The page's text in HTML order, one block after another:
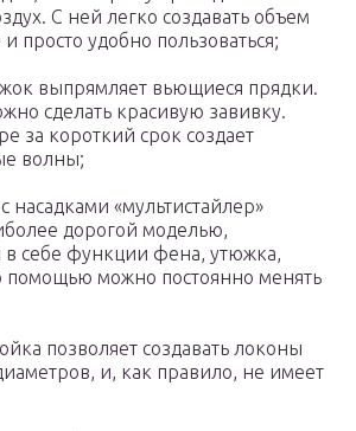
С ней легко создавать объем
просто удобно пользоваться;
выпрямляет вьющиеся прядки.
сделать красивую завивку.
за короткий срок создает
волны;
насадками «мультистайлер»
дорогой моделью,
себе функции фена, утюжка,
помощью можно постоянно менять
позволяет создавать локоны
и, как правило, не имеет